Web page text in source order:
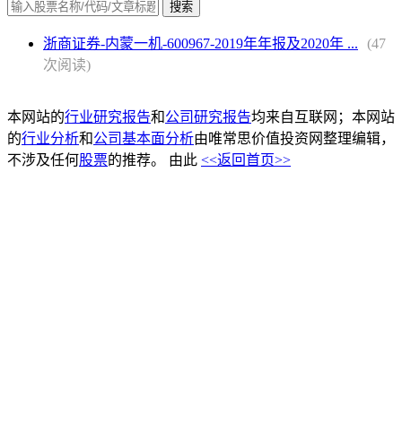
浙商证券-内蒙一机-600967-2019年年报及2020年 ...
(47
次阅读)
本网站的行业研究报告和公司研究报告均来自互联网；本网站
的行业分析和公司基本面分析由唯常思价值投资网整理编辑，
不涉及任何股票的推荐。 由此 <<返回首页>>